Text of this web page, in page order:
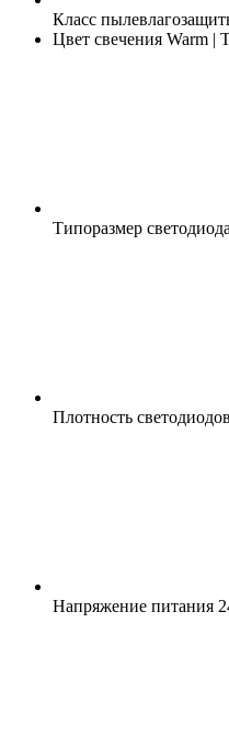
Класс
Цвет свечения Warm |
Типоразмер светодиода
Плотность светодиодов
Напряжение питания